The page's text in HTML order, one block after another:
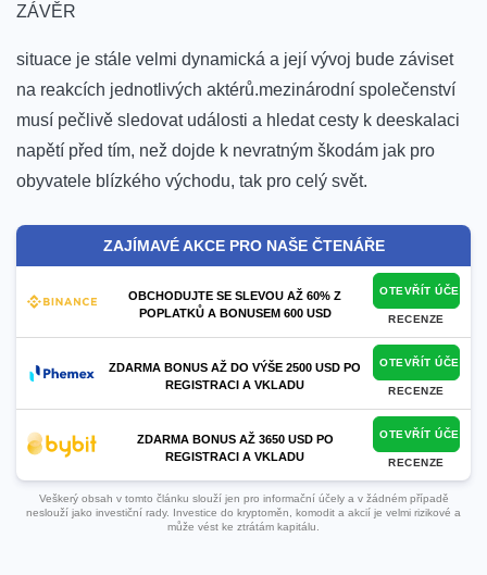
ZÁVĚR
situace⁣ je stále ⁣velmi dynamická a její vývoj ‍bude záviset
‌na reakcích jednotlivých aktérů.mezinárodní společenství
musí​ pečlivě sledovat ⁢události a hledat cesty k deeskalaci
napětí před tím, než dojde k nevratným škodám jak pro
obyvatele blízkého východu, tak​ pro celý svět.
ZAJÍMAVÉ AKCE PRO NAŠE ČTENÁŘE
OBCHODUJTE SE SLEVOU AŽ 60% Z
POPLATKŮ A BONUSEM 600 USD
OTEVŘÍT ÚČET
RECENZE
ZDARMA BONUS AŽ DO VÝŠE 2500 USD PO
REGISTRACI A VKLADU
OTEVŘÍT ÚČET
RECENZE
ZDARMA BONUS AŽ 3650 USD PO
REGISTRACI A VKLADU
OTEVŘÍT ÚČET
RECENZE
Veškerý obsah v tomto článku slouží jen pro informační účely a v žádném případě
neslouží jako investiční rady. Investice do kryptoměn, komodit a akcií je velmi rizikové a
může vést ke ztrátám kapitálu.